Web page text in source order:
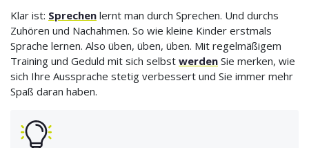
Klar ist: Sprechen lernt man durch Sprechen. Und durchs
Zuhören und Nachahmen. So wie kleine Kinder erstmals
Sprache lernen. Also üben, üben, üben. Mit regelmäßigem
Training und Geduld mit sich selbst werden Sie merken, wie
sich Ihre Aussprache stetig verbessert und Sie immer mehr
Spaß daran haben.